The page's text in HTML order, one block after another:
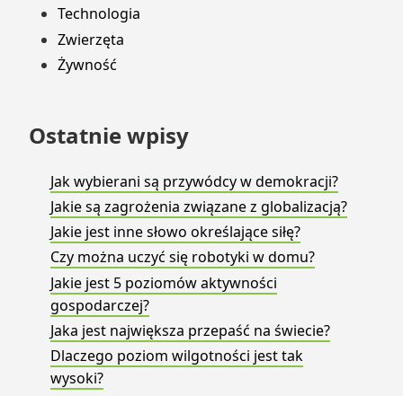
Technologia
Zwierzęta
Żywność
Ostatnie wpisy
Jak wybierani są przywódcy w demokracji?
Jakie są zagrożenia związane z globalizacją?
Jakie jest inne słowo określające siłę?
Czy można uczyć się robotyki w domu?
Jakie jest 5 poziomów aktywności
gospodarczej?
Jaka jest największa przepaść na świecie?
Dlaczego poziom wilgotności jest tak
wysoki?